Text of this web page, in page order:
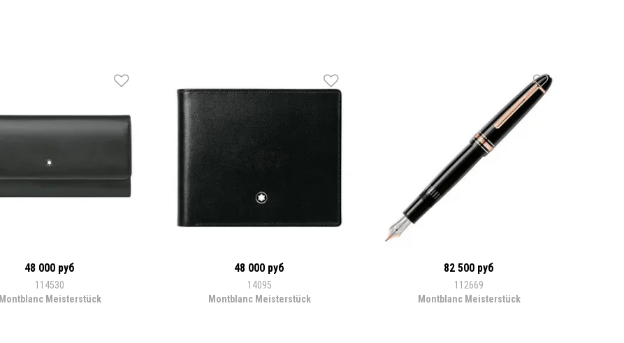
48 000 руб
114530
Montblanc Meisterstück
48 000 руб
14095
Montblanc Meisterstück
82 500 руб
112669
Montblanc Meisterstück